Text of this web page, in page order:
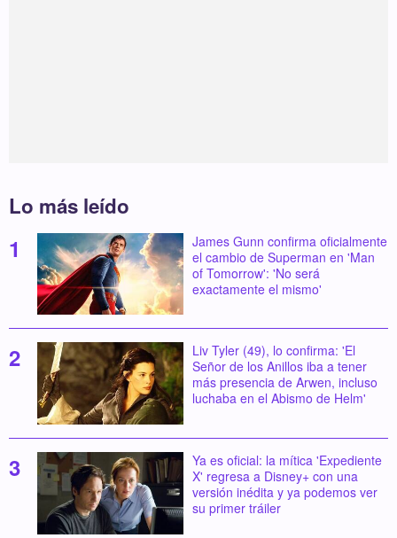
Lo más leído
James Gunn confirma oficialmente
el cambio de Superman en 'Man
of Tomorrow': 'No será
exactamente el mismo'
Liv Tyler (49), lo confirma: 'El
Señor de los Anillos iba a tener
más presencia de Arwen, incluso
luchaba en el Abismo de Helm'
Ya es oficial: la mítica 'Expediente
X' regresa a Disney+ con una
versión inédita y ya podemos ver
su primer tráiler